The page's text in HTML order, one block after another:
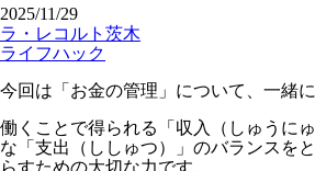
2025/11/29
ラ・レコルト茨木
ライフハック
今回は「お金の管理」について、一緒
働くことで得られる「収入（しゅうに
な「支出（ししゅつ）」のバランスを
らすための大切な力です。